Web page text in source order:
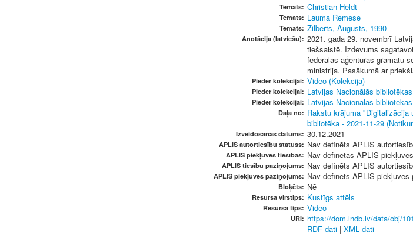
Temats: Christian Heldt
Temats: Lauma Remese
Temats: Zilberts, Augusts, 1990-
Anotācija (latviešu): 2021. gada 29. novembrī
tiešsaistē. Izdevums
federālās aģentūras grāmatu
ministrija. Pasākumā ar
Pieder kolekcijai: Video (Kolekcija)
Pieder kolekcijai: Latvijas Nacionālās
Pieder kolekcijai: Latvijas Nacionālās
Daļa no: Rakstu krājuma
bibliotēka - 2021-11-29
Izveidošanas datums: 30.12.2021
APLIS autortiesību statuss: Nav definēts APLIS
APLIS piekļuves tiesības: Nav definētas APLIS
APLIS tiesību paziņojums: Nav definēts APLIS
APLIS piekļuves paziņojums: Nav definēts APLIS piekļuves
Bloķēts: Nē
Resursa virstips: Kustīgs attēls
Resursa tips: Video
URI: https://dom.lndb.lv/data/obj/
RDF dati | XML dati